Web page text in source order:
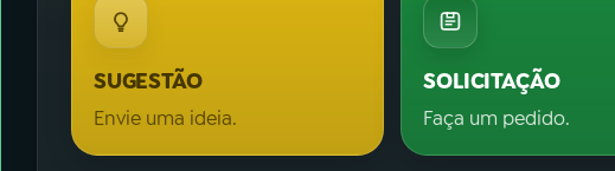
SUGESTÃO
Envie uma ideia.
SOLICITAÇÃO
Faça um pedido.